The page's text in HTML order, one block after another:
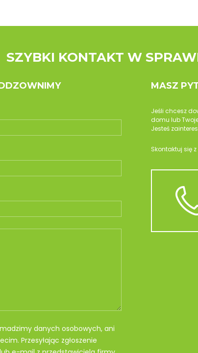
SZYBKI KONTAKT W
danych osobowych, ani
Przesyłając zgłoszenie
MASZ
Jeśli chcesz
domu lub
Jesteś
Skontaktuj się